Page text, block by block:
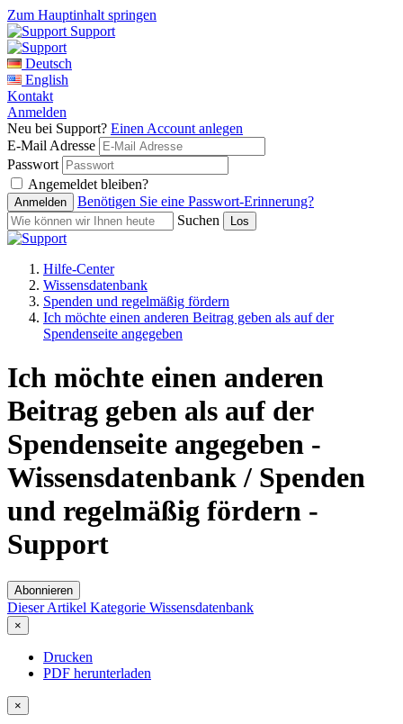
Zum Hauptinhalt springen
Support
Deutsch
English
Kontakt
Anmelden
Neu bei Support? Einen Account anlegen
E-Mail Adresse
Passwort
Angemeldet bleiben?
Benötigen Sie eine Passwort-Erinnerung?
Suchen
Hilfe-Center
Wissensdatenbank
Spenden und regelmäßig fördern
Ich möchte einen anderen Beitrag geben als auf der
Spendenseite angegeben
Ich möchte einen anderen
Beitrag geben als auf der
Spendenseite angegeben -
Wissensdatenbank / Spenden
und regelmäßig fördern -
Support
Abonnieren
Dieser Artikel Kategorie Wissensdatenbank
×
Drucken
PDF herunterladen
×